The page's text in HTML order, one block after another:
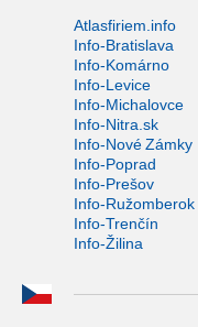
Atlasfiriem.info
Info-Bratislava
Info-Komárno
Info-Levice
Info-Michalovce
Info-Nitra.sk
Info-Nové Zámky
Info-Poprad
Info-Prešov
Info-Ružomberok
Info-Trenčín
Info-Žilina